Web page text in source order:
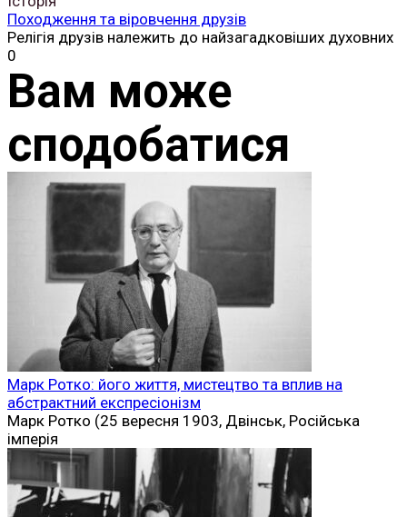
Походження та віровчення друзів
Релігія друзів належить до найзагадковіших духовних
0
Вам може
сподобатися
Марк Ротко: його життя, мистецтво та вплив на
абстрактний експресіонізм
Марк Ротко (25 вересня 1903, Двінськ, Російська
імперія